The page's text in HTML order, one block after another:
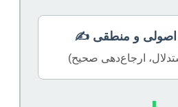
و منطقی ✍️
ارجاع‌دهی صحیح)